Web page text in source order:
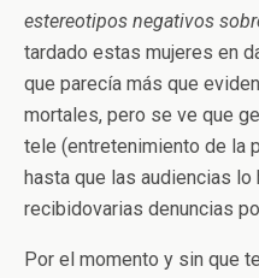
estereotipos negativos
tardado estas mujeres en
que parecía más que
mortales, pero se ve que
tele (entretenimiento de la
hasta que las audiencias lo
recibidovarias denuncias
Por el momento y sin que